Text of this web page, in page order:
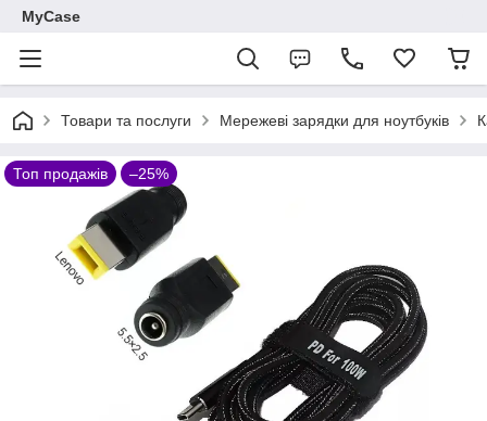
MyCase
Товари та послуги Мережеві зарядки для ноутбуків
Топ продажів –25%